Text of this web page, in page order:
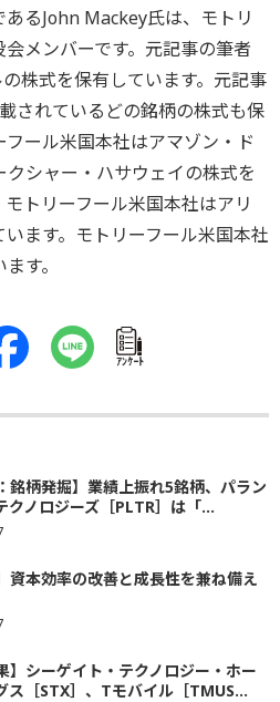
るJohn Mackey氏は、モトリ
メンバーです。元記事の筆者
株式を保有しています。元記事
されているどの銘柄の株式も保
ール米国本社はアマゾン・ド
シャー・ハサウェイの株式を
トリーフール米国本社はアリ
ます。モトリーフール米国本社
す。
ｱﾝｹｰﾄ
銘柄発掘】業績上振れ5銘柄、パラン
クノロジーズ［PLTR］は「...
資本効率の改善と成長性を兼ね備え
】シーゲイト・テクノロジー・ホー
ス［STX］、Tモバイル［TMUS...